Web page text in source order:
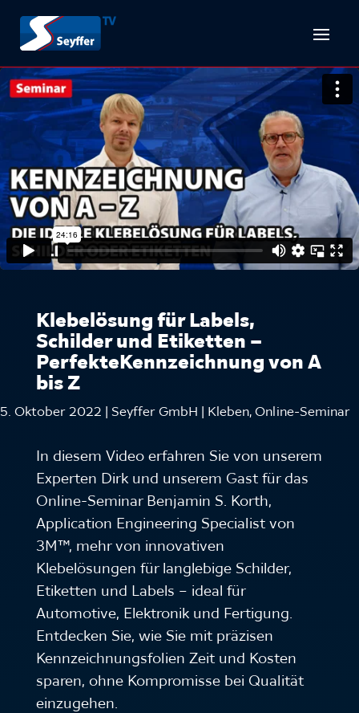
Klebelösung für Labels,
Schilder und Etiketten –
PerfekteKennzeichnung von A
bis Z
5. Oktober 2022 | Seyffer GmbH | Kleben, Online-Seminar
In diesem Video erfahren Sie von unserem
Experten Dirk und unserem Gast für das
Online-Seminar Benjamin S. Korth,
Application Engineering Specialist von
3M™, mehr von innovativen
Klebelösungen für langlebige Schilder,
Etiketten und Labels – ideal für
Automotive, Elektronik und Fertigung.
Entdecken Sie, wie Sie mit präzisen
Kennzeichnungsfolien Zeit und Kosten
sparen, ohne Kompromisse bei Qualität
einzugehen.